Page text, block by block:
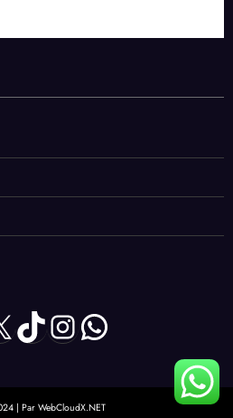
TikTok
Instagram
WhatsApp
| Par WebCloudX.NET